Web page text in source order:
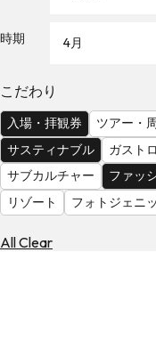
を
見
る
時期 4月
こだわり
入場・拝観券 ツアー・
サスティナブル
ガスト
サブカルチャー
ファッ
リゾート
フォトジェニ
All Clear